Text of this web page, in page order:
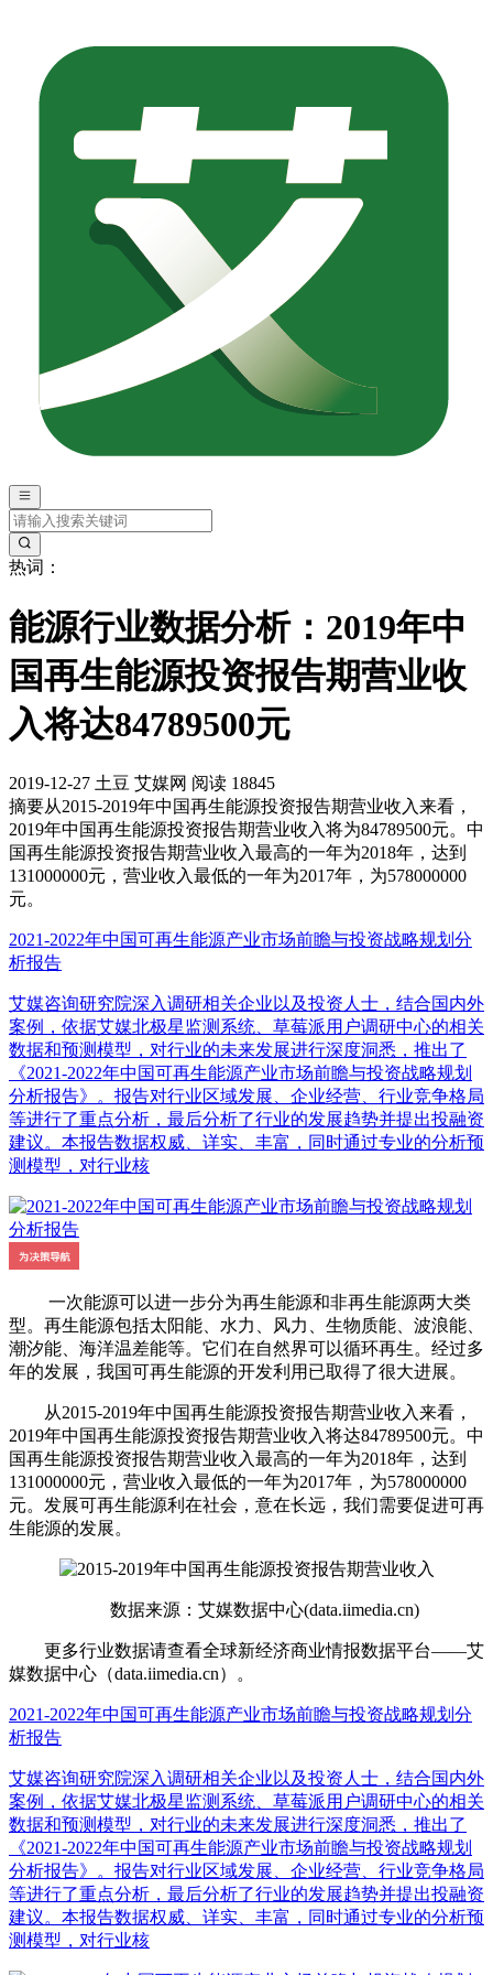
热词：
能源行业数据分析：2019年中
国再生能源投资报告期营业收
入将达84789500元
2019-12-27 土豆 艾媒网 阅读 18845
摘要从2015-2019年中国再生能源投资报告期营业收入来看，
2019年中国再生能源投资报告期营业收入将为84789500元。中
国再生能源投资报告期营业收入最高的一年为2018年，达到
131000000元，营业收入最低的一年为2017年，为578000000
元。
2021-2022年中国可再生能源产业市场前瞻与投资战略规划分
析报告
艾媒咨询研究院深入调研相关企业以及投资人士，结合国内外
案例，依据艾媒北极星监测系统、草莓派用户调研中心的相关
数据和预测模型，对行业的未来发展进行深度洞悉，推出了
《2021-2022年中国可再生能源产业市场前瞻与投资战略规划
分析报告》。报告对行业区域发展、企业经营、行业竞争格局
等进行了重点分析，最后分析了行业的发展趋势并提出投融资
建议。本报告数据权威、详实、丰富，同时通过专业的分析预
测模型，对行业核
一次能源可以进一步分为再生能源和非再生能源两大类
型。再生能源包括太阳能、水力、风力、生物质能、波浪能、
潮汐能、海洋温差能等。它们在自然界可以循环再生。经过多
年的发展，我国可再生能源的开发利用已取得了很大进展。
从2015-2019年中国再生能源投资报告期营业收入来看，
2019年中国再生能源投资报告期营业收入将达84789500元。中
国再生能源投资报告期营业收入最高的一年为2018年，达到
131000000元，营业收入最低的一年为2017年，为578000000
元。发展可再生能源利在社会，意在长远，我们需要促进可再
生能源的发展。
数据来源：艾媒数据中心(data.iimedia.cn)
更多行业数据请查看全球新经济商业情报数据平台——艾
媒数据中心（data.iimedia.cn）。
2021-2022年中国可再生能源产业市场前瞻与投资战略规划分
析报告
艾媒咨询研究院深入调研相关企业以及投资人士，结合国内外
案例，依据艾媒北极星监测系统、草莓派用户调研中心的相关
数据和预测模型，对行业的未来发展进行深度洞悉，推出了
《2021-2022年中国可再生能源产业市场前瞻与投资战略规划
分析报告》。报告对行业区域发展、企业经营、行业竞争格局
等进行了重点分析，最后分析了行业的发展趋势并提出投融资
建议。本报告数据权威、详实、丰富，同时通过专业的分析预
测模型，对行业核